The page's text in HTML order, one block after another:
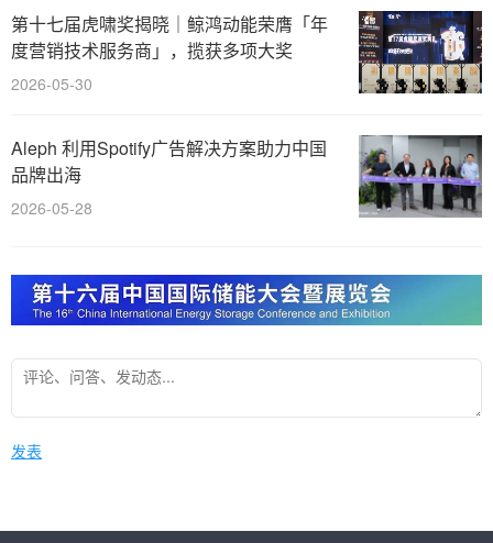
第十七届虎啸奖揭晓｜鲸鸿动能荣膺「年
度营销技术服务商」，揽获多项大奖
2026-05-30
Aleph 利用Spotify广告解决方案助力中国
品牌出海
2026-05-28
发表